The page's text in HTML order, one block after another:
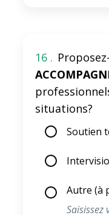
16 .
situations?
Soutien
Autre (à